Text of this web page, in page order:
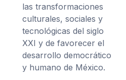
las transformaciones
culturales, sociales y
tecnológicas del siglo
XXI y de favorecer el
desarrollo democrático
y humano de México.